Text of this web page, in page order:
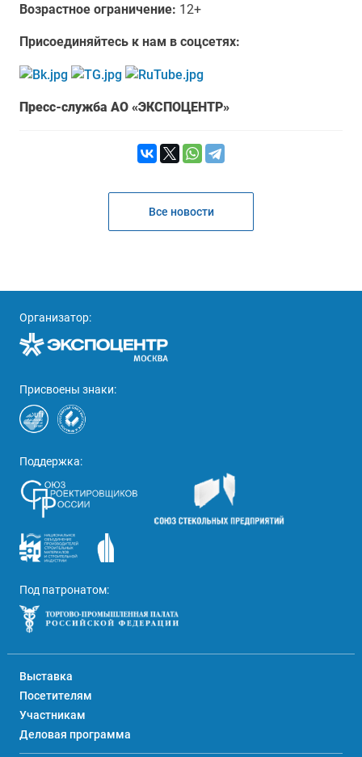
Возрастное ограничение: 12+
Присоединяйтесь к нам в соцсетях:
Пресс-служба АО «ЭКСПОЦЕНТР»
Все новости
Организатор:
Присвоены знаки:
Поддержка:
Под патронатом:
Выставка
Посетителям
Участникам
Деловая программа